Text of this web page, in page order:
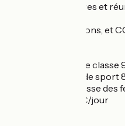
Pour vos séminaires et
Pour les associations, et
location de salle de
Location de salle de
regard de la petitesse des
Location bar 150€/jour